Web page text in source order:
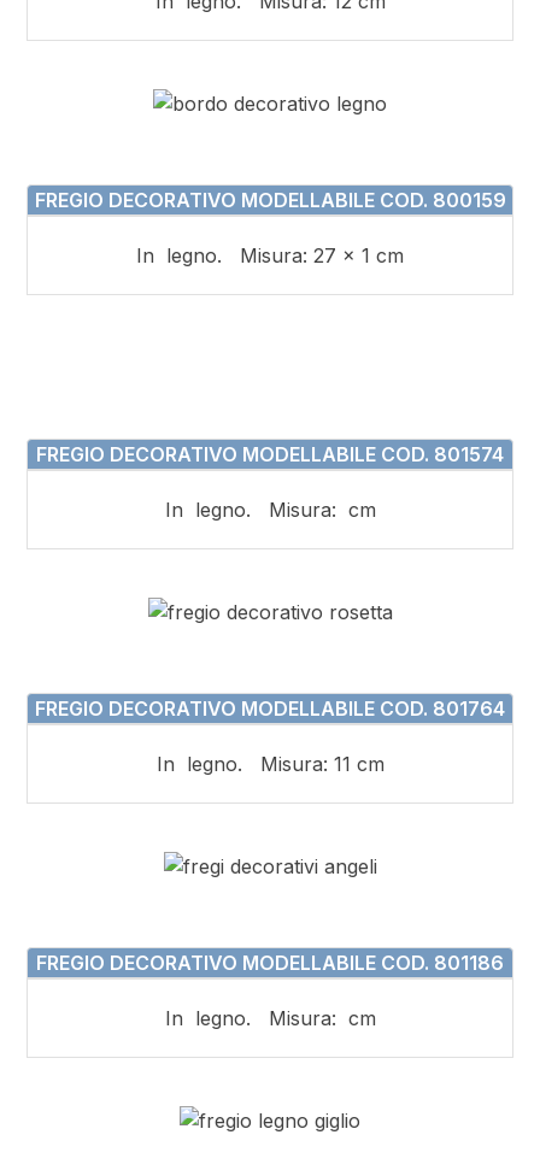
FREGIO DECORATIVO MODELLABILE COD. 800159
In legno. Misura: 27 x 1 cm
FREGIO DECORATIVO MODELLABILE COD. 801574
In legno. Misura: cm
FREGIO DECORATIVO MODELLABILE COD. 801764
In legno. Misura: 11 cm
FREGIO DECORATIVO MODELLABILE COD. 801186
In legno. Misura: cm